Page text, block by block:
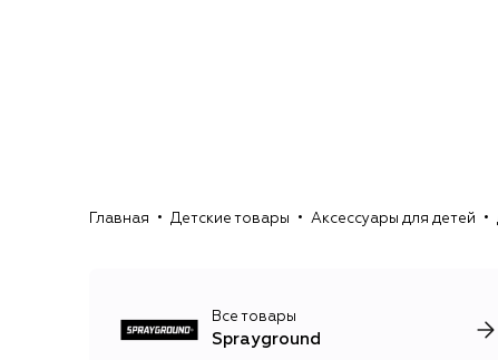
Главная Детские товары Аксессуары для детей
Все товары
Sprayground